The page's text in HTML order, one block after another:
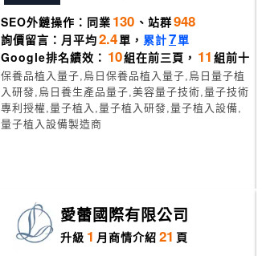
SEO外鏈操作：同業 130 、站群948
詢價留言：月平均2.4單， 累計7單
Google排名績效： 10組在前三頁， 11 組前十
保養品植入量子,烏日保養品植入量子,烏日量子植
入研發,烏日養生產品量子,美容量子技術,量子技術
專利授權,量子植入,量子植入研發,量子植入設備,
量子植入設備製造商
愛蕾國際有限公司
升級 1 月商情介紹 21 頁